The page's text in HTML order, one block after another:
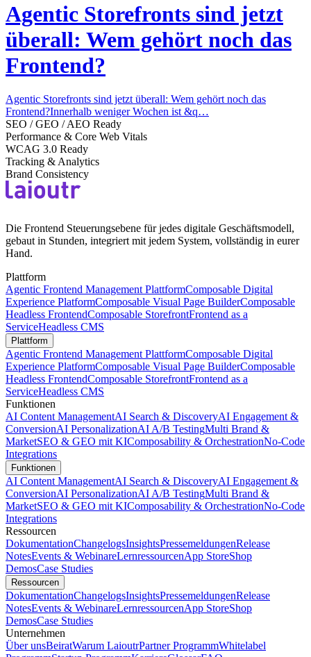
Agentic Storefronts sind jetzt
überall: Wem gehört noch das
Frontend?
Agentic Storefronts sind jetzt überall: Wem gehört noch das
Frontend?Innerhalb weniger Wochen ist &q…
SEO / GEO / AEO Ready
Performance & Core Web Vitals
WCAG 3.0 Ready
Tracking & Analytics
Brand Consistency
Die Frontend Steuerungsebene für jedes digitale Geschäftsmodell,
gebaut in Stunden, integriert mit jedem System, vollständig in eurer
Hand.
Plattform
Agentic Frontend Management PlattformComposable Digital
Experience PlatformComposable Visual Page BuilderComposable
Headless FrontendComposable StorefrontFrontend as a
ServiceHeadless CMS
Plattform
Agentic Frontend Management PlattformComposable Digital
Experience PlatformComposable Visual Page BuilderComposable
Headless FrontendComposable StorefrontFrontend as a
ServiceHeadless CMS
Funktionen
AI Content ManagementAI Search & DiscoveryAI Engagement &
ConversionAI PersonalizationAI A/B TestingMulti Brand &
MarketSEO & GEO mit KIComposability & OrchestrationNo-Code
Integrations
Funktionen
AI Content ManagementAI Search & DiscoveryAI Engagement &
ConversionAI PersonalizationAI A/B TestingMulti Brand &
MarketSEO & GEO mit KIComposability & OrchestrationNo-Code
Integrations
Ressourcen
DokumentationChangelogsInsightsPressemeldungenRelease
NotesEvents & WebinareLernressourcenApp StoreShop
DemosCase Studies
Ressourcen
DokumentationChangelogsInsightsPressemeldungenRelease
NotesEvents & WebinareLernressourcenApp StoreShop
DemosCase Studies
Unternehmen
Über unsBeiratWarum LaioutrPartner ProgrammWhitelabel